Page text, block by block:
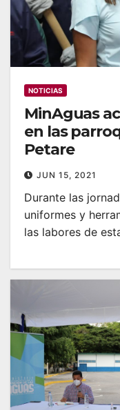
NOTICIAS
MinAguas
en las
Petare
JUN 15, 2021
Durante las
uniformes y
las labores de